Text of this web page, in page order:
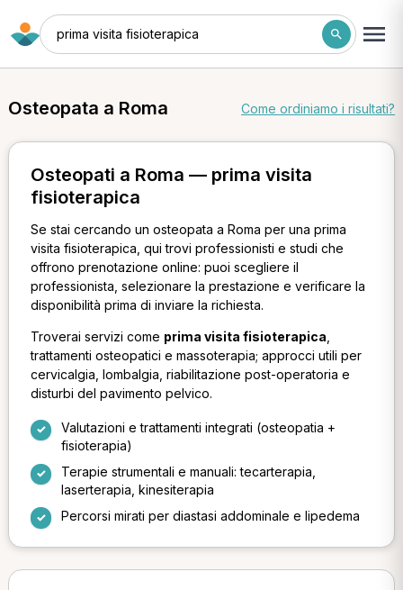
prima visita fisioterapica
Osteopata a Roma Come ordiniamo i risultati?
Osteopati a Roma — prima visita
fisioterapica
Se stai cercando un osteopata a Roma per una prima
visita fisioterapica, qui trovi professionisti e studi che
offrono prenotazione online: puoi scegliere il
professionista, selezionare la prestazione e verificare la
disponibilità prima di inviare la richiesta.
Troverai servizi come prima visita fisioterapica
trattamenti osteopatici e massoterapia; approcci utili per
cervicalgia, lombalgia, riabilitazione post-operatoria e
disturbi del pavimento pelvico.
Valutazioni e trattamenti integrati (osteopatia +
fisioterapia)
Terapie strumentali e manuali: tecarterapia,
laserterapia, kinesiterapia
Percorsi mirati per diastasi addominale e lipedema